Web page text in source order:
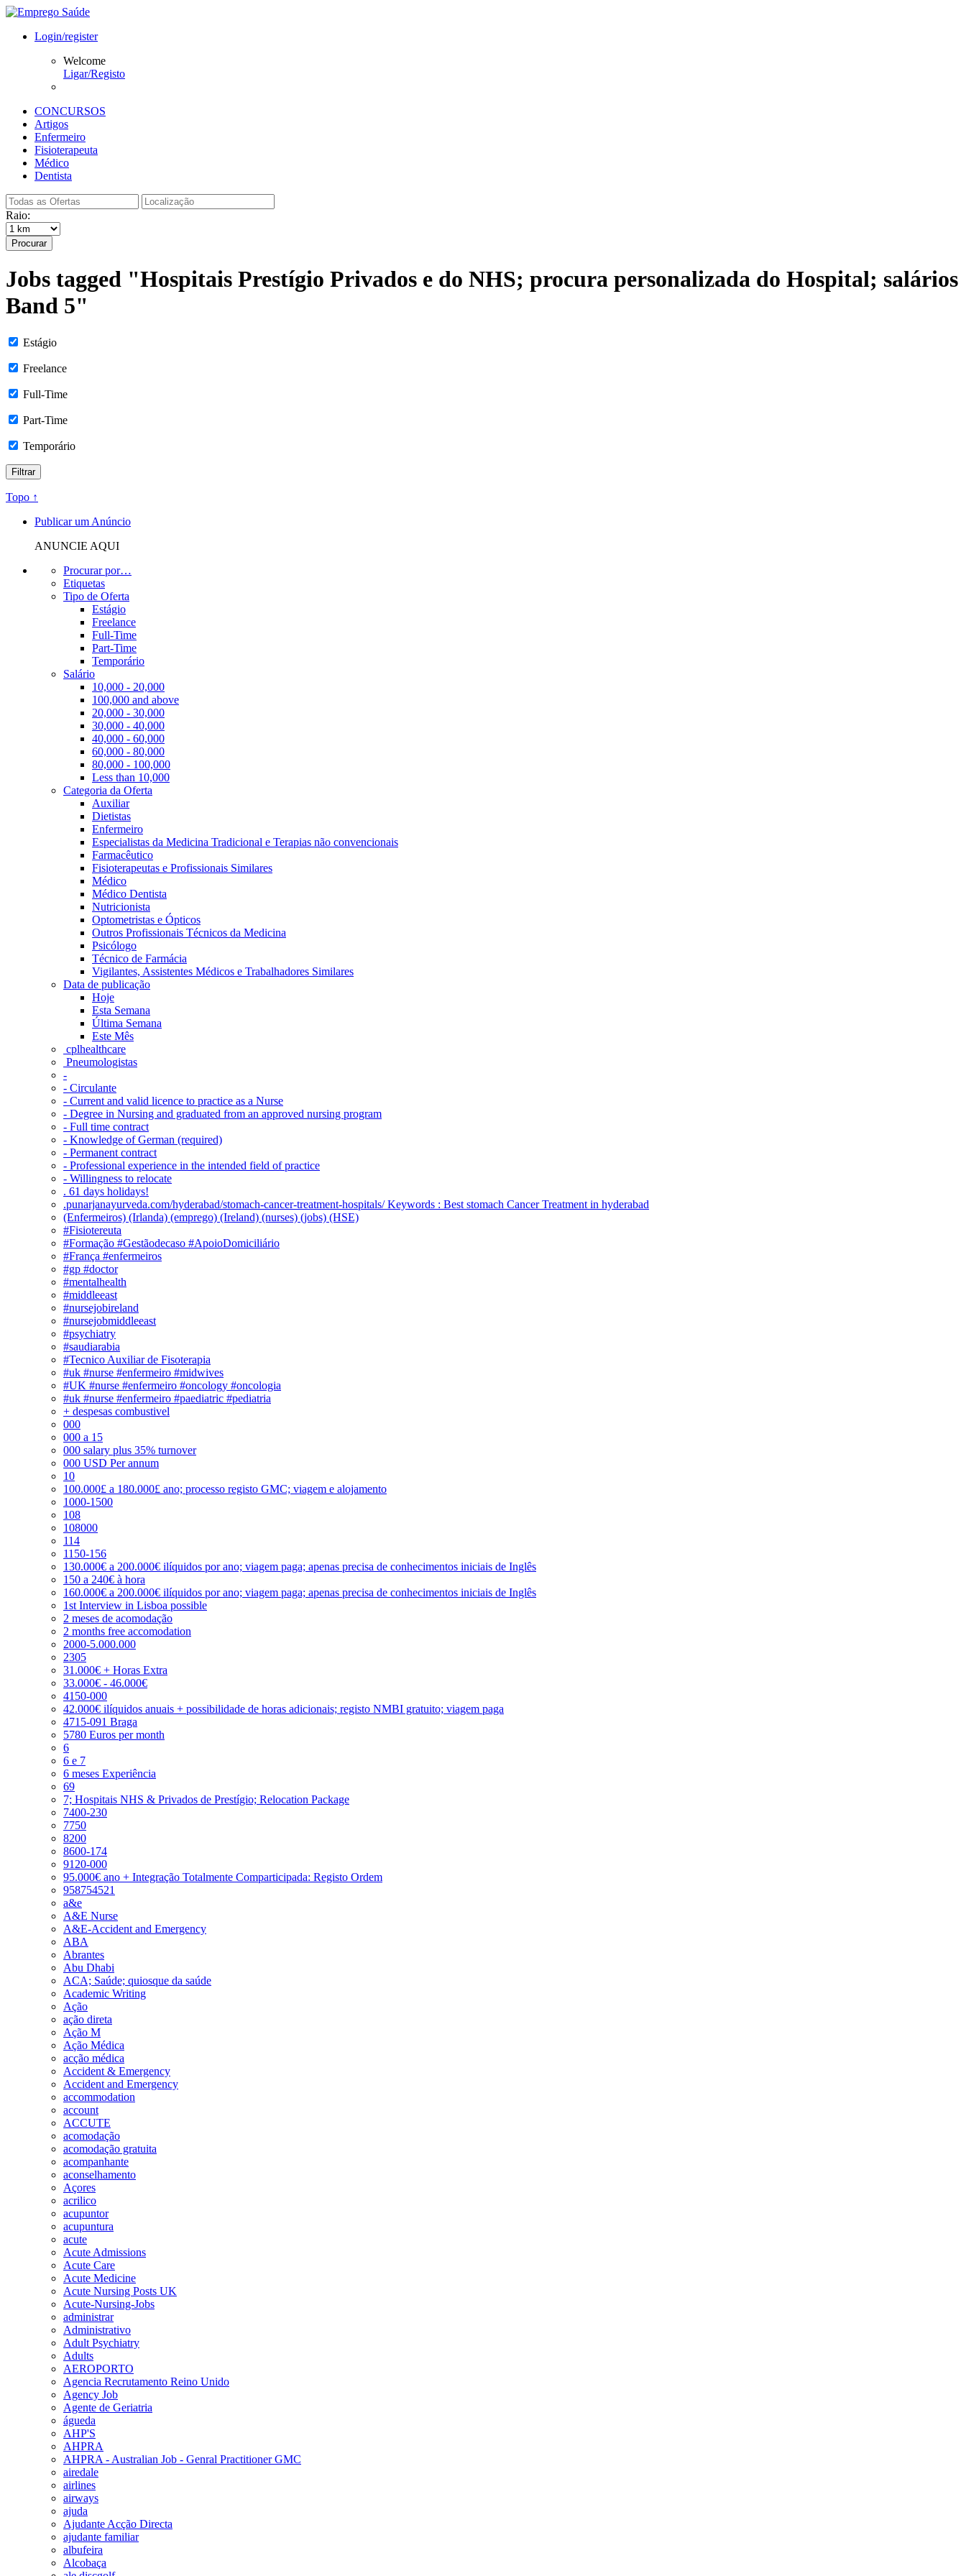
Login/register
Welcome
Ligar/Registo
CONCURSOS
Artigos
Enfermeiro
Fisioterapeuta
Médico
Dentista
Raio:
Procurar
Jobs tagged "Hospitais Prestígio Privados e do NHS; procura personalizada do Hospital; salários
Band 5"
Estágio
Freelance
Full-Time
Part-Time
Temporário
Topo ↑
Publicar um Anúncio
ANUNCIE AQUI
Procurar por…
Etiquetas
Tipo de Oferta
Estágio
Freelance
Full-Time
Part-Time
Temporário
Salário
10,000 - 20,000
100,000 and above
20,000 - 30,000
30,000 - 40,000
40,000 - 60,000
60,000 - 80,000
80,000 - 100,000
Less than 10,000
Categoria da Oferta
Auxiliar
Dietistas
Enfermeiro
Especialistas da Medicina Tradicional e Terapias não convencionais
Farmacêutico
Fisioterapeutas e Profissionais Similares
Médico
Médico Dentista
Nutricionista
Optometristas e Ópticos
Outros Profissionais Técnicos da Medicina
Psicólogo
Técnico de Farmácia
Vigilantes, Assistentes Médicos e Trabalhadores Similares
Data de publicação
Hoje
Esta Semana
Última Semana
Este Mês
‎ cplhealthcare‬
Pneumologistas
-
- Circulante
- Current and valid licence to practice as a Nurse
- Degree in Nursing and graduated from an approved nursing program
- Full time contract
- Knowledge of German (required)
- Permanent contract
- Professional experience in the intended field of practice
- Willingness to relocate
. 61 days holidays!
.punarjanayurveda.com/hyderabad/stomach-cancer-treatment-hospitals/ Keywords : Best stomach Cancer Treatment in hyderabad
(Enfermeiros) (Irlanda) (emprego) (Ireland) (nurses) (jobs) (HSE)
#Fisiotereuta
#Formação #Gestãodecaso #ApoioDomiciliário
#França #enfermeiros
#gp #doctor
#mentalhealth
#middleeast
#nursejobireland
#nursejobmiddleeast
#psychiatry
#saudiarabia
#Tecnico Auxiliar de Fisoterapia
#uk #nurse #enfermeiro #midwives
#UK #nurse #enfermeiro #oncology #oncologia
#uk #nurse #enfermeiro #paediatric #pediatria
+ despesas combustivel
000
000 a 15
000 salary plus 35% turnover
000 USD Per annum
10
100.000£ a 180.000£ ano; processo registo GMC; viagem e alojamento
1000-1500
108
108000
114
1150-156
130.000€ a 200.000€ ilíquidos por ano; viagem paga; apenas precisa de conhecimentos iniciais de Inglês
150 a 240€ à hora
160.000€ a 200.000€ ilíquidos por ano; viagem paga; apenas precisa de conhecimentos iniciais de Inglês
1st Interview in Lisboa possible
2 meses de acomodação
2 months free accomodation
2000-5.000.000
2305
31.000€ + Horas Extra
33.000€ - 46.000€
4150-000
42.000€ ilíquidos anuais + possibilidade de horas adicionais; registo NMBI gratuito; viagem paga
4715-091 Braga
5780 Euros per month
6
6 e 7
6 meses Experiência
69
7; Hospitais NHS & Privados de Prestígio; Relocation Package
7400-230
7750
8200
8600-174
9120-000
95.000€ ano + Integração Totalmente Comparticipada: Registo Ordem
958754521
a&e
A&E Nurse
A&E-Accident and Emergency
ABA
Abrantes
Abu Dhabi
ACA; Saúde; quiosque da saúde
Academic Writing
Ação
ação direta
Ação M
Ação Médica
acção médica
Accident & Emergency
Accident and Emergency
accommodation
account
ACCUTE
acomodação
acomodação gratuita
acompanhante
aconselhamento
Açores
acrilico
acupuntor
acupuntura
acute
Acute Admissions
Acute Care
Acute Medicine
Acute Nursing Posts UK
Acute-Nursing-Jobs
administrar
Administrativo
Adult Psychiatry
Adults
AEROPORTO
Agencia Recrutamento Reino Unido
Agency Job
Agente de Geriatria
águeda
AHP'S
AHPRA
AHPRA - Australian Job - Genral Practitioner GMC
airedale
airlines
airways
ajuda
Ajudante Acção Directa
ajudante familiar
albufeira
Alcobaça